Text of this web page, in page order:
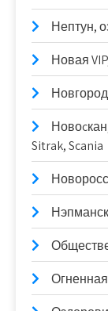
Нептун,
Новая
Sitrak, Scania